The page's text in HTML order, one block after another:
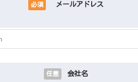
必須 メールアドレス
任意 会社名